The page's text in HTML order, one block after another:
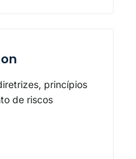
princípios
de riscos